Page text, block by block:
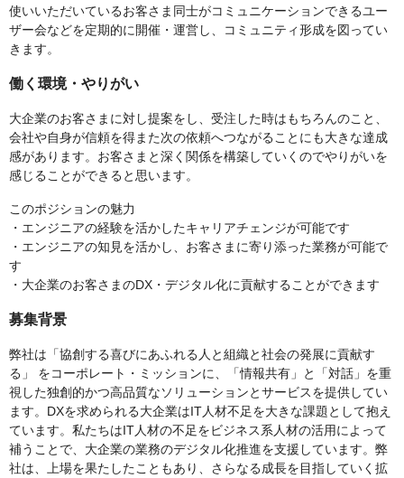
使いいただいているお客さま同士がコミュニケーションできるユー
ザー会などを定期的に開催・運営し、コミュニティ形成を図ってい
きます。
働く環境・やりがい
大企業のお客さまに対し提案をし、受注した時はもちろんのこと、
会社や自身が信頼を得また次の依頼へつながることにも大きな達成
感があります。お客さまと深く関係を構築していくのでやりがいを
感じることができると思います。
このポジションの魅力
・エンジニアの経験を活かしたキャリアチェンジが可能です
・エンジニアの知見を活かし、お客さまに寄り添った業務が可能で
す
・大企業のお客さまのDX・デジタル化に貢献することができます
募集背景
弊社は「協創する喜びにあふれる人と組織と社会の発展に貢献す
る」 をコーポレート・ミッションに、「情報共有」と「対話」を重
視した独創的かつ高品質なソリューションとサービスを提供してい
ます。DXを求められる大企業はIT人材不足を大きな課題として抱え
ています。私たちはIT人材の不足をビジネス系人材の活用によって
補うことで、大企業の業務のデジタル化推進を支援しています。弊
社は、上場を果たしたこともあり、さらなる成長を目指していく拡